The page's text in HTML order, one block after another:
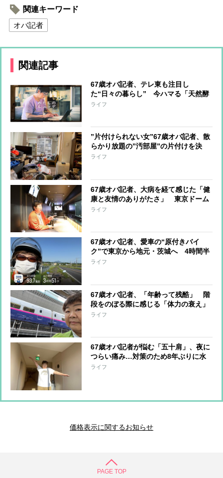
関連キーワード
オバ記者
関連記事
67歳オバ記者、テレ東も注目し
た“日々の暮らし” 今ハマる「天然酵
母パン作り」に悪戦苦闘
ライフ
”片付けられない女”67歳オバ記者、散
らかり放題の”汚部屋”の片付けを決
意…「ゴミ袋15個出してスッキリ」ど
ライフ
67歳オバ記者、大病を経て感じた「健
康と友情のありがたさ」 東京ドーム
特別席、デイキャンプを経験して“人
ライフ
67歳オバ記者、愛車の“原付きバイ
ク”で東京から地元・茨城へ 4時間半
で“走破”後、義妹から衝撃のひと言
ライフ
67歳オバ記者、「年齢って残酷」 階
段をのぼる際に感じる「体力の衰え」
と“砂糖断ち”で変えたい「見た目年
ライフ
67歳オバ記者が悩む「五十肩」、夜に
つらい痛み…対策のため8年ぶりに水
着を着て水中ウォーキング行う
ライフ
価格表示に関するお知らせ
PAGE TOP